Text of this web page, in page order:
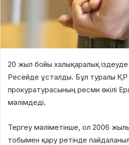
20 жыл бойы халықаралық
Ресейде ұсталды. Бұл туралы ҚР
прокуратурасының ресми өкілі
мәлімдеді.
Тергеу мәліметінше, ол 2006
тобымен қару ретiнде